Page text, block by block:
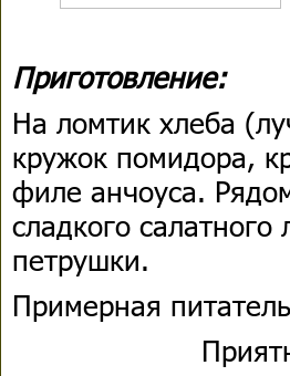
Приготовление:
На ломтик хлеба
кружок помидора,
филе анчоуса.
сладкого
петрушки.
Примерная